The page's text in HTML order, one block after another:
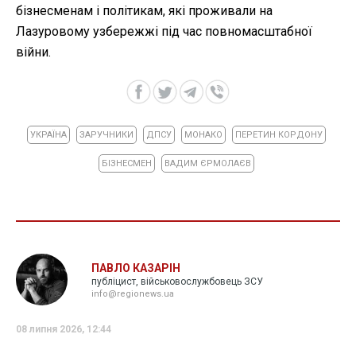
бізнесменам і політикам, які проживали на
Лазуровому узбережжі під час повномасштабної
війни.
УКРАЇНА ЗАРУЧНИКИ ДПСУ МОНАКО ПЕРЕТИН КОРДОНУ
БІЗНЕСМЕН ВАДИМ ЄРМОЛАЄВ
ПАВЛО КАЗАРІН
публіцист, військовослужбовець ЗСУ
info@regionews.ua
08 липня 2026, 12:44